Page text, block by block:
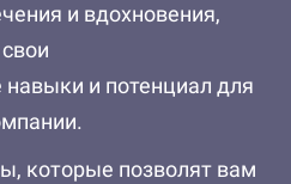
и вдохновения,
и потенциал для
которые позволят вам